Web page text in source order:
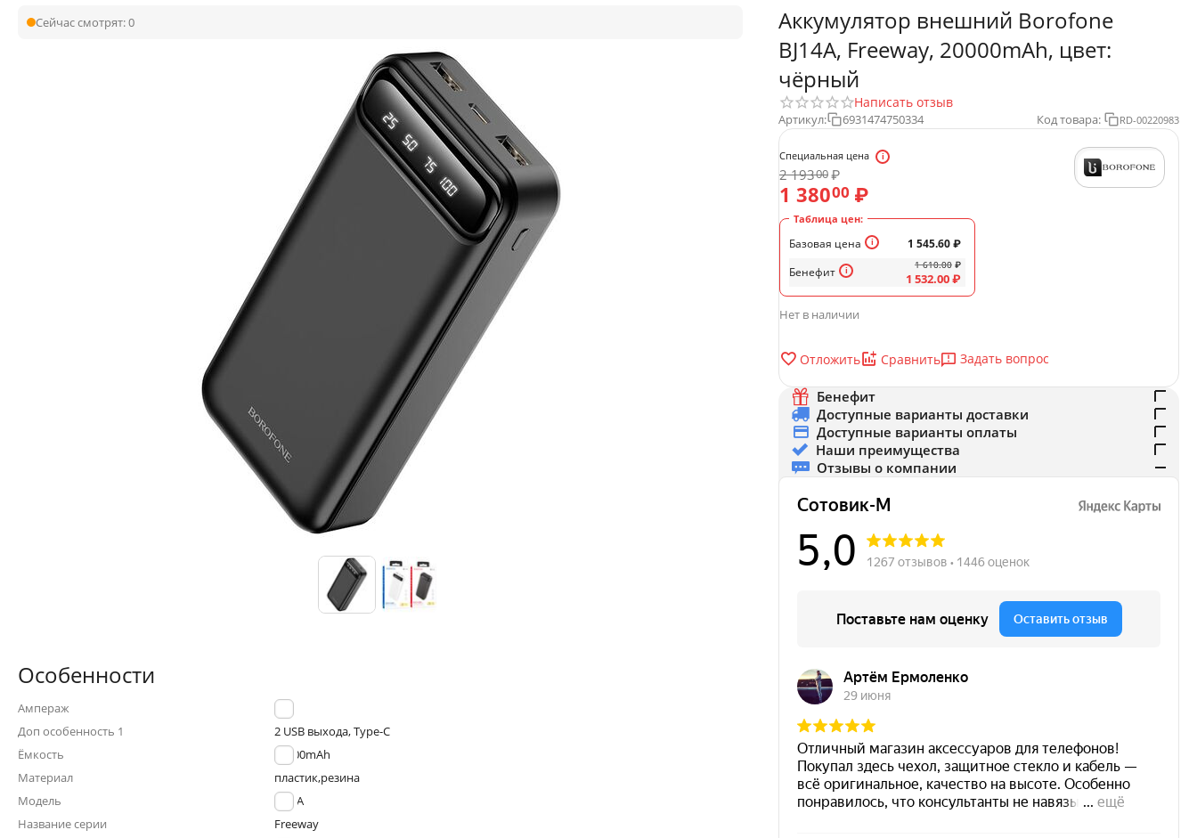
Сейчас смотрят:0
Аккумулятор внешний Borofone
BJ14A, Freeway, 20000mAh, цвет:
чёрный
Написать отзыв
Артикул: 6931474750334 Код товара: RD-00220983
Специальная цена
2 19300₽
1 38000 ₽
Таблица цен:
Базовая цена
Бенефит
1 545.60₽
1 610.00 ₽
1 532.00₽
Нет в наличии
Отложить Сравнить Задать вопрос
Бенефит
Доступные варианты доставки
Доступные варианты оплаты
Наши преимущества
Отзывы о компании
Особенности
Ампераж
2.0A
Доп особенность 1
2 USB выхода, Type-C
Ёмкость
20000mAh
Материал
пластик,резина
Модель
BJ14A
Название серии
Freeway